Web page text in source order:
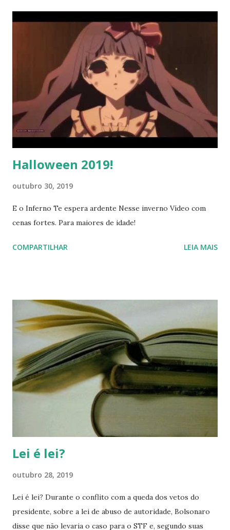
sendo usada demais para quebrar a imagem dos heróis e a
tentar justificar a conduta dos vilões, fazendo uma espécie
de justificativa para a disseminação de ideias muito erradas.
Quais ideias? Algo como uma “bandidolatria” na qual o
agressor torna-se a vítima. Um assassino torna-se vítima
de uma sociedade que o reprimiu. Essas ideias que nos
fizeram sofrer com a disseminação dos ideais bem
vermelhos de proteção à bandidos e nos fizeram chegar a
mais de 60 mil homicídios/ano. Números que, graças ao
mini...
Halloween 2019!
outubro 30, 2019
E o Inferno Te espera ardente Nesse inverno Vídeo com
cenas fortes. Para maiores de idade!
COMPARTILHAR LEIA MAIS
Lei é lei?
outubro 28, 2019
Lei é lei? Durante o conflito com a queda dos vetos do
presidente, sobre a lei de abuso de autoridade, Bolsonaro
disse que não levaria o caso para o STF e, segundo suas